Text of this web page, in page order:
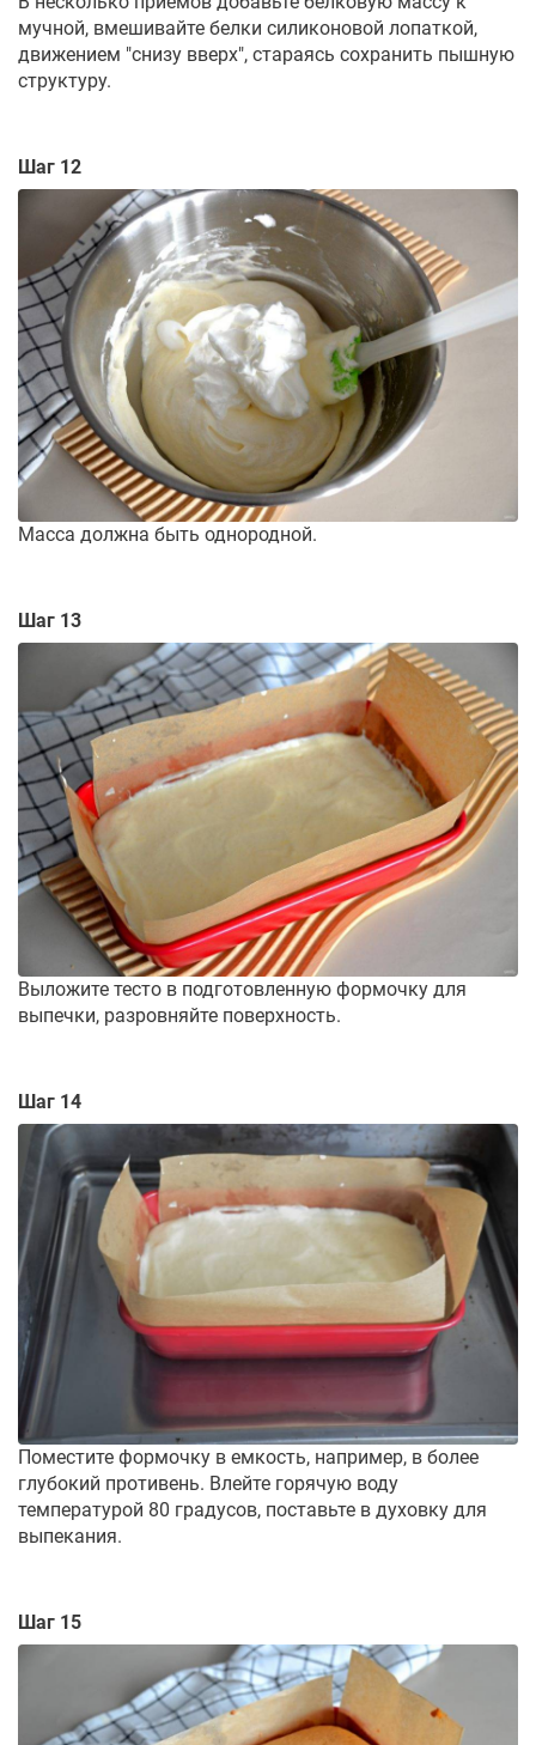
мучной, вмешивайте белки силиконовой лопаткой,
движением "снизу вверх", стараясь сохранить пышную
структуру.
Шаг 12
Масса должна быть однородной.
Шаг 13
Выложите тесто в подготовленную формочку для
выпечки, разровняйте поверхность.
Шаг 14
Поместите формочку в емкость, например, в более
глубокий противень. Влейте горячую воду
температурой 80 градусов, поставьте в духовку для
выпекания.
Шаг 15